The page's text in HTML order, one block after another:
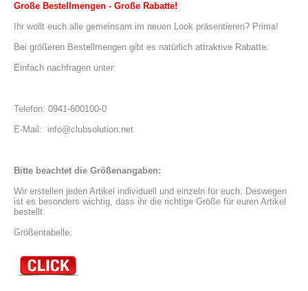
Große Bestellmengen - Große Rabatte!
Ihr wollt euch alle gemeinsam im neuen Look präsentieren? Prima!
Bei größeren Bestellmengen gibt es natürlich attraktive Rabatte.
Einfach nachfragen unter:
Telefon: 0941-600100-0
E-Mail:  info@clubsolution.net
Bitte beachtet die Größenangaben:
Wir erstellen jeden Artikel individuell und einzeln für euch. Deswegen
ist es besonders wichtig, dass ihr die richtige Größe für euren Artikel
bestellt.
Größentabelle: